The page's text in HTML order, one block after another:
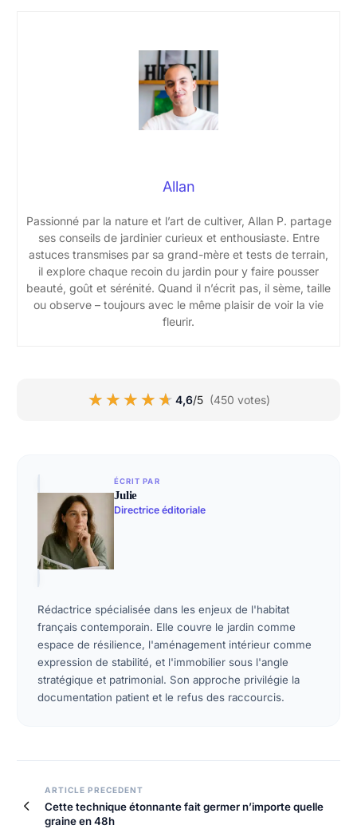
Allan
Passionné par la nature et l’art de cultiver, Allan P. partage
ses conseils de jardinier curieux et enthousiaste. Entre
astuces transmises par sa grand-mère et tests de terrain,
il explore chaque recoin du jardin pour y faire pousser
beauté, goût et sérénité. Quand il n’écrit pas, il sème, taille
ou observe – toujours avec le même plaisir de voir la vie
fleurir.
★★★★★
★★★★★ 4,6/5 (450 votes)
ÉCRIT PAR
Julie
Directrice éditoriale
Rédactrice spécialisée dans les enjeux de l'habitat
français contemporain. Elle couvre le jardin comme
espace de résilience, l'aménagement intérieur comme
expression de stabilité, et l'immobilier sous l'angle
stratégique et patrimonial. Son approche privilégie la
documentation patient et le refus des raccourcis.
ARTICLE PRECEDENT
Cette technique étonnante fait germer n’importe quelle
graine en 48h